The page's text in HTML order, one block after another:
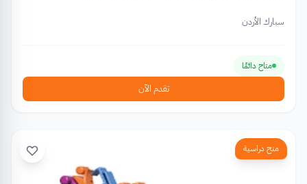
سبارك الأردن
متاح دائمًا
تقدم الآن
منح دراسية